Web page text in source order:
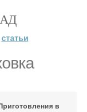
статьи
в